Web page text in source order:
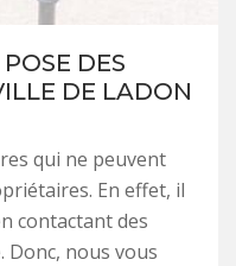
DES
DE LADON
qui ne peuvent
En effet, il
contactant des
Donc, nous vous